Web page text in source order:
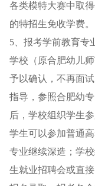
各类模特大赛中取
的特招生免收学费。
5、报考学前教育专
学校（原合肥幼儿
予以确认，不再面
指导，参照合肥幼
后，学校组织学生
学生可以参加普通
专业继续深造；学
生就业招聘会或直